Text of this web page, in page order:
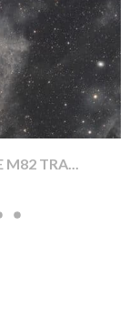
M82 TRA...